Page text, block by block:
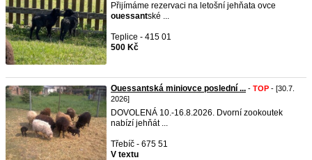
Přijímáme rezervaci na letošní jehňata ovce
ouessantské ...
Teplice - 415 01
500 Kč
Ouessantská miniovce poslední ... - TOP - [30.7.
2026]
DOVOLENÁ 10.-16.8.2026. Dvorní zookoutek
nabízí jehňát ...
Třebíč - 675 51
V textu